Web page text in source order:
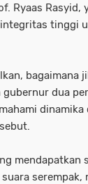
Ryaas Rasyid,
tinggi
bagaimana
dua
mendapatkan
serempak,